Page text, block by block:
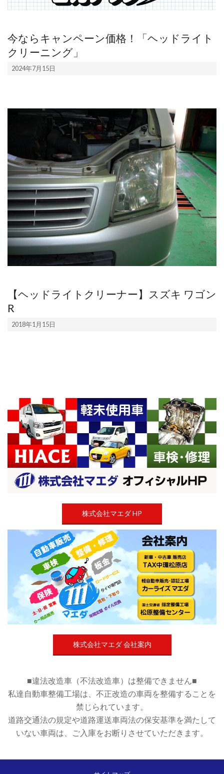
今ならキャンペーン価格！「ヘッドライト
クリーニング」
2024-
2024年7月15日
【ヘッドライトクリーナー】スズキ ワゴン
R
2018-
2018年1月15日
株式会社マエダ HP
株式会社マエダ 会社案内
■違法改造車（不法改造車）は整備できません■
私達自動車整備工場は、不正改造の車両を整備することを
禁じられています。
道路交通法の規定や道路運送車両法の保安基準を満たして
いない車両は、ご入庫をお断りさせていただきます。